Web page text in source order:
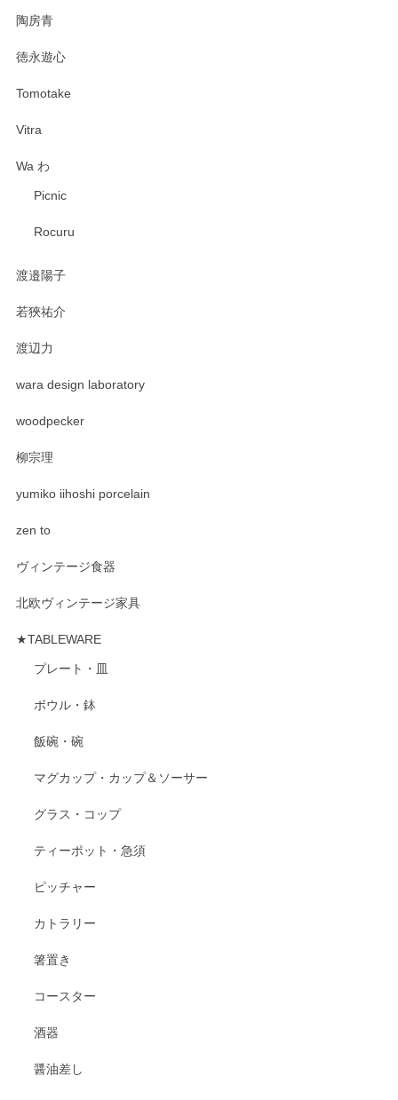
陶房青
徳永遊心
Tomotake
Vitra
Wa わ
Picnic
Rocuru
渡邉陽子
若狹祐介
渡辺力
wara design laboratory
woodpecker
柳宗理
yumiko iihoshi porcelain
zen to
ヴィンテージ食器
北欧ヴィンテージ家具
★TABLEWARE
プレート・皿
ボウル・鉢
飯碗・碗
マグカップ・カップ＆ソーサー
グラス・コップ
ティーポット・急須
ピッチャー
カトラリー
箸置き
コースター
酒器
醤油差し